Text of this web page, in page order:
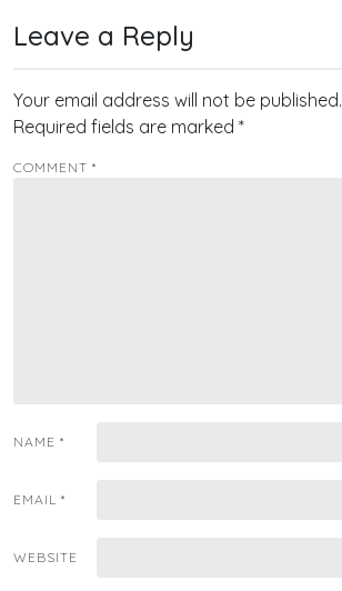
Leave a Reply
Your email address will not be published.
Required fields are marked *
COMMENT *
NAME *
EMAIL *
WEBSITE